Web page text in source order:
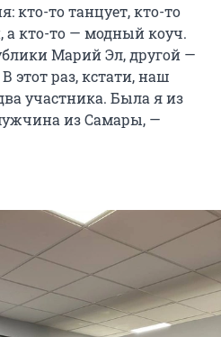
кто-то танцует, кто-то
а кто-то — модный коуч.
Марий Эл, другой —
этот раз, кстати, наш
участника. Была я из
из Самары, —